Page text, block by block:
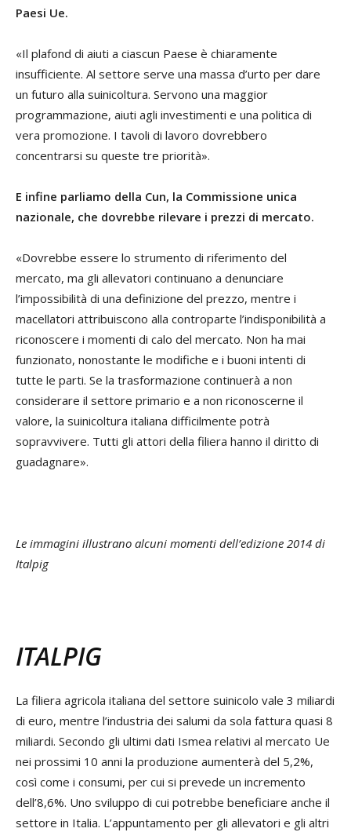
Paesi Ue.
«Il plafond di aiuti a ciascun Paese è chiaramente
insufficiente. Al settore serve una massa d’urto per dare
un futuro alla suinicoltura. Servono una maggior
programmazione, aiuti agli investimenti e una politica di
vera promozione. I tavoli di lavoro dovrebbero
concentrarsi su queste tre priorità».
E infine parliamo della Cun, la Commissione unica
nazionale, che dovrebbe rilevare i prezzi di mercato.
«Dovrebbe essere lo strumento di riferimento del
mercato, ma gli allevatori continuano a denunciare
l’impossibilità di una definizione del prezzo, mentre i
macellatori attribuiscono alla controparte l’indisponibilità a
riconoscere i momenti di calo del mercato. Non ha mai
funzionato, nonostante le modifiche e i buoni intenti di
tutte le parti. Se la trasformazione continuerà a non
considerare il settore primario e a non riconoscerne il
valore, la suinicoltura italiana difficilmente potrà
sopravvivere. Tutti gli attori della filiera hanno il diritto di
guadagnare».
Le immagini illustrano alcuni momenti dell’edizione 2014 di
Italpig
ITALPIG
La filiera agricola italiana del settore suinicolo vale 3 miliardi
di euro, mentre l’industria dei salumi da sola fattura quasi 8
miliardi. Secondo gli ultimi dati Ismea relativi al mercato Ue
nei prossimi 10 anni la produzione aumenterà del 5,2%,
così come i consumi, per cui si prevede un incremento
dell’8,6%. Uno sviluppo di cui potrebbe beneficiare anche il
settore in Italia. L’appuntamento per gli allevatori e gli altri